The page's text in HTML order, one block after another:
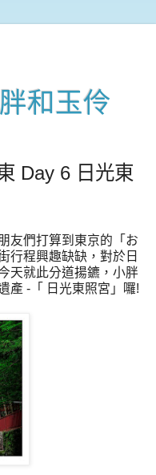
和玉伶
Day 6 日光東
友們打算到東京的「お
行程興趣缺缺，對於日
天就此分道揚鑣，小胖
產 -「 日光東照宮」囉!